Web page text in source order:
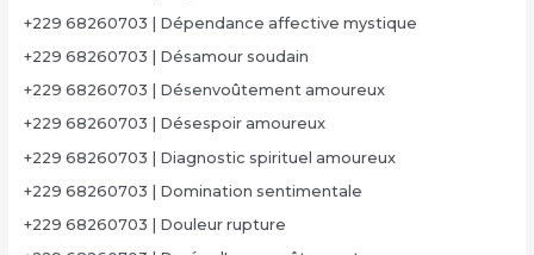
+229 68260703 | Dépendance affective mystique
+229 68260703 | Désamour soudain
+229 68260703 | Désenvoûtement amoureux
+229 68260703 | Désespoir amoureux
+229 68260703 | Diagnostic spirituel amoureux
+229 68260703 | Domination sentimentale
+229 68260703 | Douleur rupture